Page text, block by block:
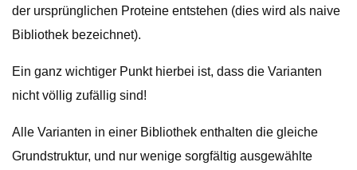
der ursprünglichen Proteine ​​entstehen (dies wird als naive
Bibliothek bezeichnet).
Ein ganz wichtiger Punkt hierbei ist, dass die Varianten
nicht völlig zufällig sind!
Alle Varianten in einer Bibliothek enthalten die gleiche
Grundstruktur, und nur wenige sorgfältig ausgewählte